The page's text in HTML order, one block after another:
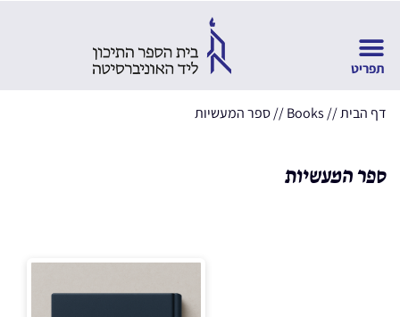
דף הבית//
Books
//ספר המעשיות
ספר המעשיות